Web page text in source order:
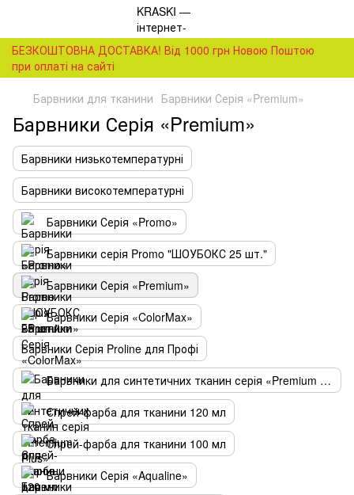
БЕЗКОШТОВНА ДОСТАВКА! Від 1000 грн Новою Поштою
при оплаті на сайті
Барвники для тканини Барвники Серія «Premium»
Барвники Серія «Premium»
Барвники низькотемпературні
Барвники високотемпературні
Барвники Серія «Promo»
Барвники серія Promo "ШОУБОКС 25 шт."
Барвники Серія «Premium»
Барвники Серія «ColorMax»
Барвники Серія Proline для Профі
Барвники для синтетичних тканин серія «Premium Plus»
Спрей-фарба для тканини 120 мл
Спрей-фарба для тканини 100 мл
Барвники Серія «Aqualine»